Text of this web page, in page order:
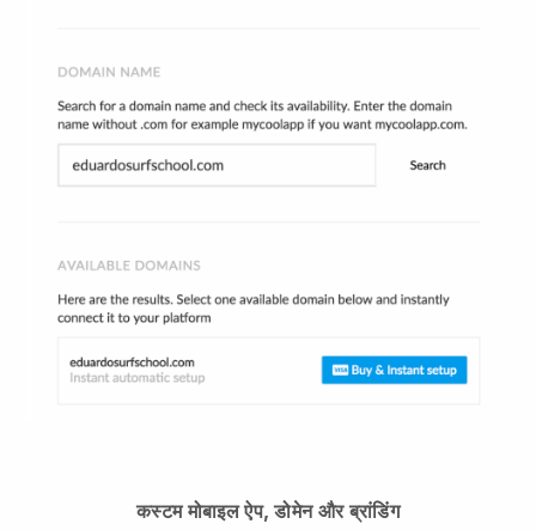
कस्टम मोबाइल ऐप, डोमेन और ब्रांडिंग